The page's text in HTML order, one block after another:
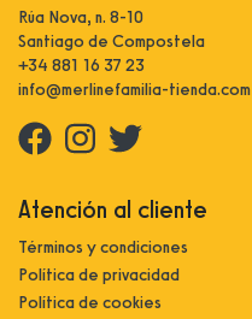
Rúa Nova, n. 8-10
Santiago de Compostela
+34 881 16 37 23
info@merlinefamilia-tienda.com
Atención al cliente
Términos y condiciones
Política de privacidad
Política de cookies